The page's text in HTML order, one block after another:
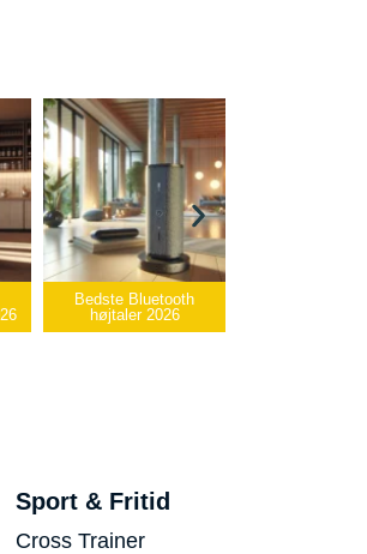
Bedste infrarøde
varmepude 2026
Sport & Fritid
Cross Trainer